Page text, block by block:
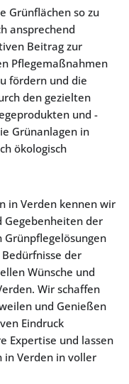
Grünflächen so zu
ansprechend
Beitrag zur
Pflegemaßnahmen
fördern und die
den gezielten
und -
Grünanlagen in
ökologisch
in Verden kennen wir
Gegebenheiten der
Grünpflegelösungen
der
Wünsche und
Wir schaffen
und Genießen
Eindruck
Expertise und lassen
in Verden in voller